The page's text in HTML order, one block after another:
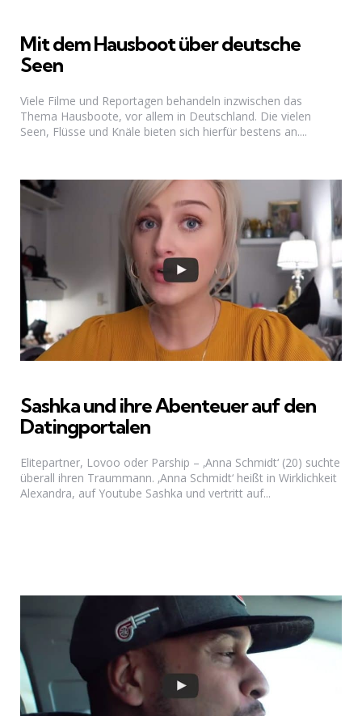
Mit dem Hausboot über deutsche
Seen
Viele Filme und Reportagen behandeln inzwischen das
Thema Hausboote, vor allem in Deutschland. Die vielen
Seen, Flüsse und Knäle bieten sich hierfür bestens an....
Sashka und ihre Abenteuer auf den
Datingportalen
Elitepartner, Lovoo oder Parship – ‚Anna Schmidt‘ (20) suchte
überall ihren Traummann. ‚Anna Schmidt‘ heißt in Wirklichkeit
Alexandra, auf Youtube Sashka und vertritt auf...